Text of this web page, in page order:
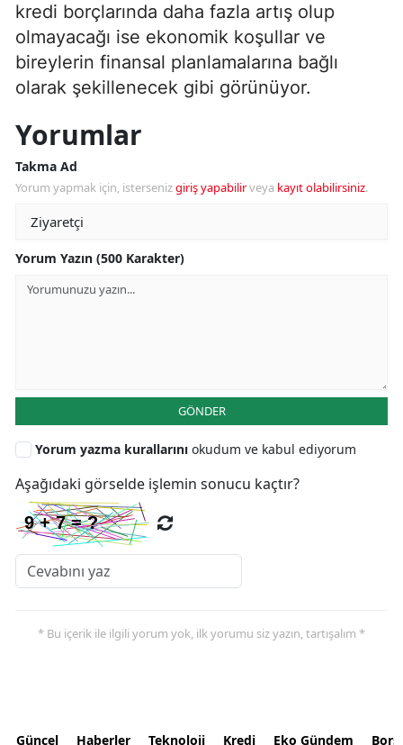
kredi borçlarında daha fazla artış olup
olmayacağı ise ekonomik koşullar ve
bireylerin finansal planlamalarına bağlı
olarak şekillenecek gibi görünüyor.
Yorumlar
Takma Ad
Yorum yapmak için, istersenizgiriş yapabilirveya kayıt olabilirsiniz.
Yorum Yazın (500 Karakter)
GÖNDER
Yorum yazma kurallarını okudum ve kabul ediyorum
Aşağıdaki görselde işlemin sonucu kaçtır?
* Bu içerik ile ilgili yorum yok, ilk yorumu siz yazın, tartışalım *
Güncel Haberler Teknoloji Kredi Eko Gündem